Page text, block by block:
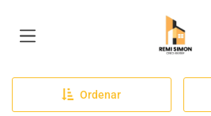
Página
Ordenar